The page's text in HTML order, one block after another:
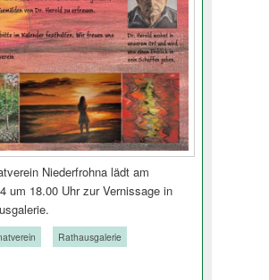
Niederfrohna lädt am
um 18.00 Uhr zur Vernissage in
Rathausgalerie